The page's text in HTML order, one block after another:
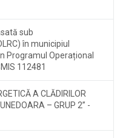
sub
în municipiul
Programul Operațional
112481
A CLĂDIRILOR
– GRUP 2” -